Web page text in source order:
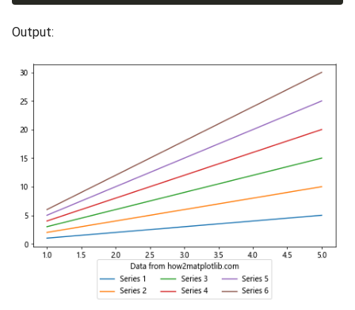
Output: